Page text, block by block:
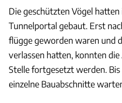
Die geschützten Vögel
Tunnelportal gebaut. Erst
flügge geworden waren und
verlassen hatten, konnten
Stelle fortgesetzt werden.
einzelne Bauabschnitte